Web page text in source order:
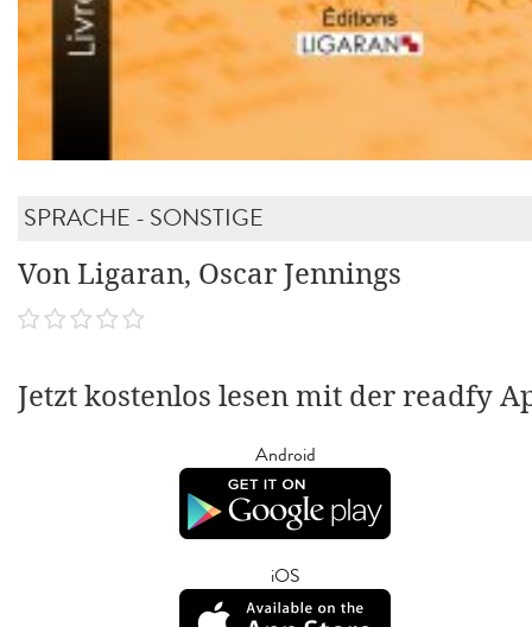
SPRACHE - SONSTIGE
Von Ligaran, Oscar Jennings
Jetzt kostenlos lesen mit der readfy
Android
iOS